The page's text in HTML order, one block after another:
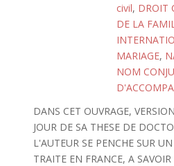
civil, DROIT
DE LA
MARIAGE,
NOM
DANS CET OUVRAGE,
JOUR DE SA THESE DE
L'AUTEUR SE PENCHE SUR
TRAITE EN FRANCE, A